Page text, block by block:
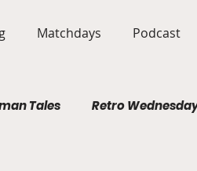
Matchdays Podcast
Tales Retro